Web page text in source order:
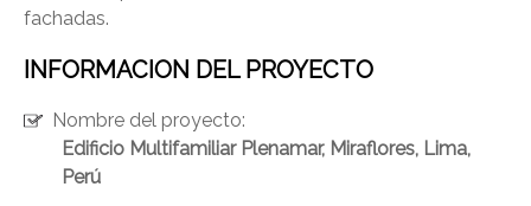
fachadas.
INFORMACION DEL PROYECTO
Nombre del proyecto:
Edificio Multifamiliar Plenamar, Miraflores, Lima,
Perú